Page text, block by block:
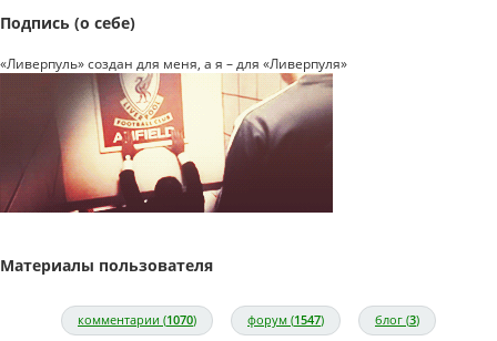
Подпись (о себе)
«Ливерпуль» создан для меня, а я – для «Ливерпуля»
Материалы пользователя
комментарии (1070) форум (1547) блог (3)